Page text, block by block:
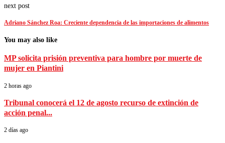
next post
Adriano Sánchez Roa: Creciente dependencia de las importaciones de alimentos
You may also like
MP solicita prisión preventiva para hombre por muerte de
mujer en Piantini
2 horas ago
Tribunal conocerá el 12 de agosto recurso de extinción de
acción penal...
2 días ago